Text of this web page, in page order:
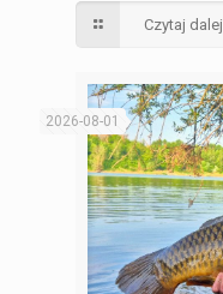
Czytaj dalej
2026-08-01